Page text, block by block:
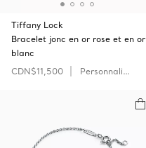
Tiffany Lock
Bracelet jonc en or rose et en or
blanc
CDN$11,500
Personnaliser